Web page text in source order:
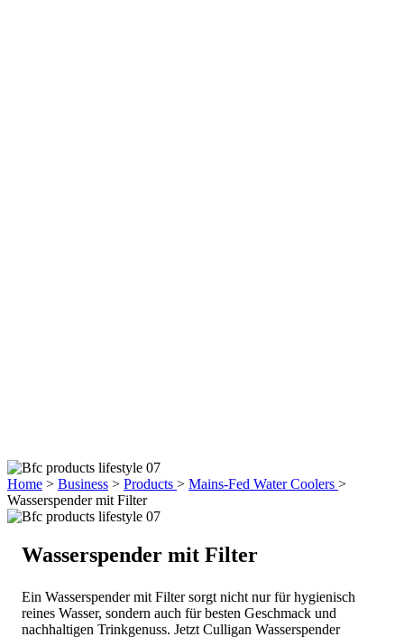
Home > Business > Products > Mains-Fed Water Coolers​ >
Wasserspender mit Filter
Wasserspender mit Filter
Ein Wasserspender mit Filter sorgt nicht nur für hygienisch
reines Wasser, sondern auch für besten Geschmack und
nachhaltigen Trinkgenuss. Jetzt Culligan Wasserspender